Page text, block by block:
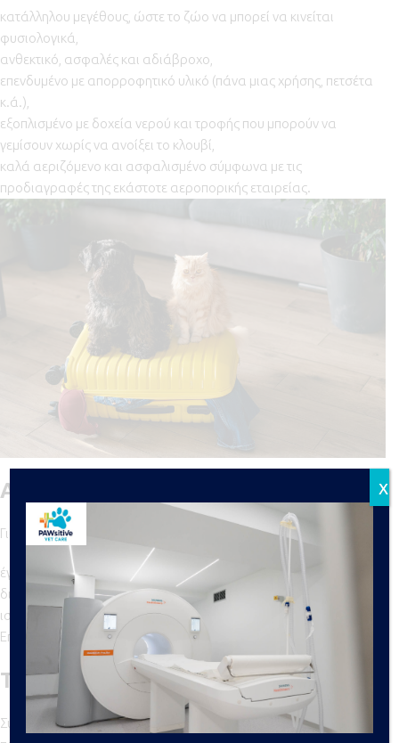
κατάλληλου μεγέθους, ώστε το ζώο να μπορεί να κινείται
φυσιολογικά,
ανθεκτικό, ασφαλές και αδιάβροχο,
επενδυμένο με απορροφητικό υλικό (πάνα μιας χρήσης, πετσέτα
κ.ά.),
εξοπλισμένο με δοχεία νερού και τροφής που μπορούν να
γεμίσουν χωρίς να ανοίξει το κλουβί,
καλά αεριζόμενο και ασφαλισμένο σύμφωνα με τις
προδιαγραφές της εκάστοτε αεροπορικής εταιρείας.
Απαραίτητα έγγραφα
Για να ταξιδέψει το κατοικίδιο πρέπει να διαθέτει:
έγκυρο μικροτσίπ (καταχωρημένο),
διαβατήριο και
ισχύον αντιλυσσικό εμβολιασμό.
Επίσης, θα πρέπει να είναι καθαρό, άοσμο και να μην κυοφορεί.
Την ημέρα της πτήσης
Συστήνεται να φτάστε στο αεροδρόμιο τουλάχιστον μιάμιση ώρα
x